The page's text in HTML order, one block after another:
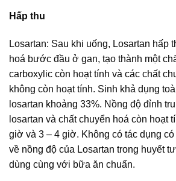
Hấp thu
Losartan: Sau khi uống, Losartan hấp
hoá bước đầu ở gan, tạo thành một
carboxylic còn hoạt tính và các chất
không còn hoạt tính. Sinh khả dụng
losartan khoảng 33%. Nồng độ đỉnh
losartan và chất chuyển hoá còn hoạt
giờ và 3 – 4 giờ. Không có tác dụng
về nồng độ của Losartan trong huyết
dùng cùng với bữa ăn chuẩn.